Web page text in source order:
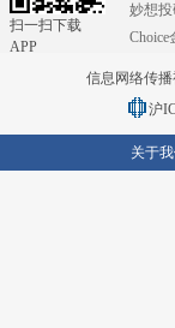
扫一扫下载
APP
妙想
信息网络传播
沪
关于